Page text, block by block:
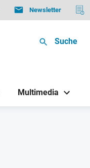
Newsletter
Suche
Multimedia